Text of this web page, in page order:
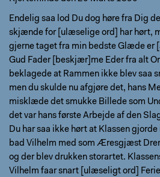
Endelig saa lod Du dog høre fra Dig
skjænde for [ulæselige ord] har hørt,
gjerne taget fra min bedste Glæde er
Gud Fader [beskjær]me Eder fra alt
beklagede at Rammen ikke blev saa
men du skulde nu afgjøre det, hans
misklæde det smukke Billede som
det var hans første Arbejde af den
Du har saa ikke hørt at Klassen
bad Vilhelm med som Æresgjæst
og der blev drukken storartet.
Vilhelm faar snart [ulæseligt ord]